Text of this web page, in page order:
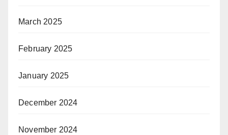
March 2025
February 2025
January 2025
December 2024
November 2024